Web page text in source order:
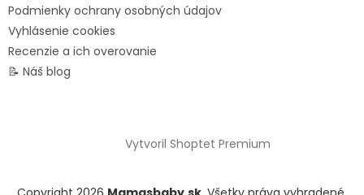
Podmienky ochrany osobných údajov
Vyhlásenie cookies
Recenzie a ich overovanie
📝 Náš blog
Vytvoril Shoptet Premium